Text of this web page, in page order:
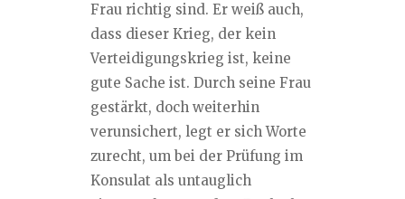
Frau richtig sind. Er weiß auch,
dass dieser Krieg, der kein
Verteidigungskrieg ist, keine
gute Sache ist. Durch seine Frau
gestärkt, doch weiterhin
verunsichert, legt er sich Worte
zurecht, um bei der Prüfung im
Konsulat als untauglich